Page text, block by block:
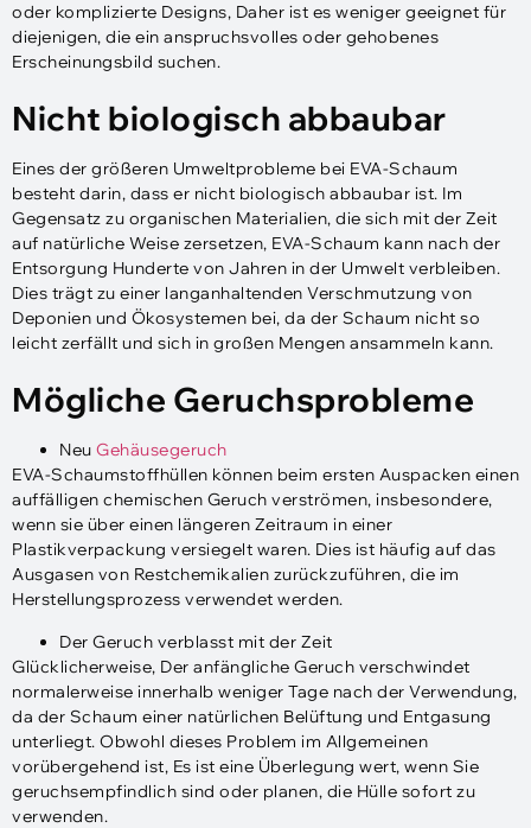
oder komplizierte Designs, Daher ist es weniger geeignet für
diejenigen, die ein anspruchsvolles oder gehobenes
Erscheinungsbild suchen.
Nicht biologisch abbaubar
Eines der größeren Umweltprobleme bei EVA-Schaum
besteht darin, dass er nicht biologisch abbaubar ist. Im
Gegensatz zu organischen Materialien, die sich mit der Zeit
auf natürliche Weise zersetzen, EVA-Schaum kann nach der
Entsorgung Hunderte von Jahren in der Umwelt verbleiben.
Dies trägt zu einer langanhaltenden Verschmutzung von
Deponien und Ökosystemen bei, da der Schaum nicht so
leicht zerfällt und sich in großen Mengen ansammeln kann.
Mögliche Geruchsprobleme
Neu Gehäusegeruch
EVA-Schaumstoffhüllen können beim ersten Auspacken einen
auffälligen chemischen Geruch verströmen, insbesondere,
wenn sie über einen längeren Zeitraum in einer
Plastikverpackung versiegelt waren. Dies ist häufig auf das
Ausgasen von Restchemikalien zurückzuführen, die im
Herstellungsprozess verwendet werden.
Der Geruch verblasst mit der Zeit
Glücklicherweise, Der anfängliche Geruch verschwindet
normalerweise innerhalb weniger Tage nach der Verwendung,
da der Schaum einer natürlichen Belüftung und Entgasung
unterliegt. Obwohl dieses Problem im Allgemeinen
vorübergehend ist, Es ist eine Überlegung wert, wenn Sie
geruchsempfindlich sind oder planen, die Hülle sofort zu
verwenden.